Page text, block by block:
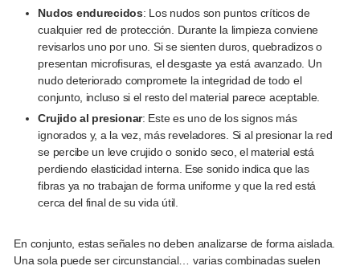
Nudos endurecidos: Los nudos son puntos críticos de
cualquier red de protección. Durante la limpieza conviene
revisarlos uno por uno. Si se sienten duros, quebradizos o
presentan microfisuras, el desgaste ya está avanzado. Un
nudo deteriorado compromete la integridad de todo el
conjunto, incluso si el resto del material parece aceptable.
Crujido al presionar: Este es uno de los signos más
ignorados y, a la vez, más reveladores. Si al presionar la red
se percibe un leve crujido o sonido seco, el material está
perdiendo elasticidad interna. Ese sonido indica que las
fibras ya no trabajan de forma uniforme y que la red está
cerca del final de su vida útil.
En conjunto, estas señales no deben analizarse de forma aislada.
Una sola puede ser circunstancial… varias combinadas suelen